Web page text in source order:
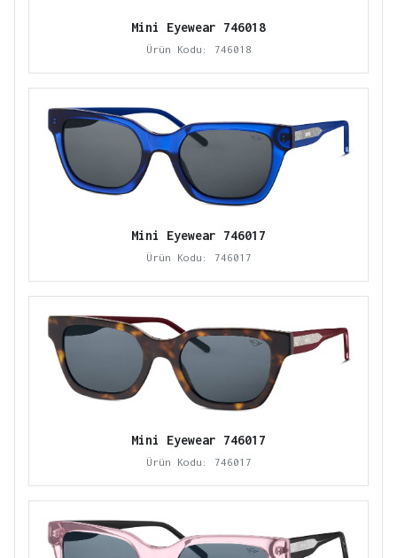
Mini Eyewear 746018
Ürün Kodu: 746018
Mini Eyewear 746017
Ürün Kodu: 746017
Mini Eyewear 746017
Ürün Kodu: 746017